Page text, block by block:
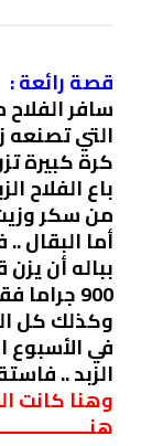
قصة رائعة :
سافر الفلاح
التي
كرة كبيرة
باع الفلاح
من سكر
أما البقال
بباله أن
900
وكذلك كل
في الأسبوع
الزبد ..
وهنا كانت